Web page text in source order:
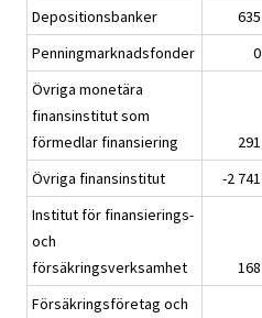
Depositionsbanker
635
Penningmarknadsfonder
0
Övriga monetära
finansinstitut som
förmedlar finansiering
291
Övriga finansinstitut
-2 741
Institut för finansierings-
och
försäkringsverksamhet
168
Försäkringsföretag och